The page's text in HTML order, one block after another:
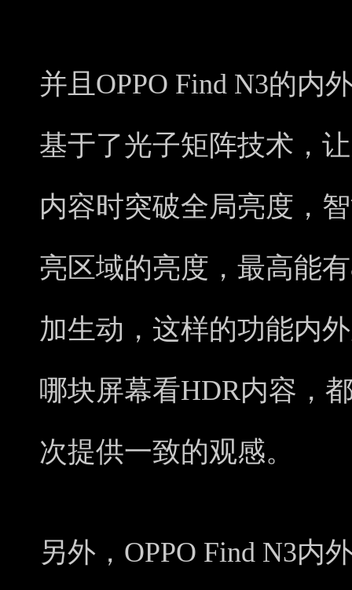
并且OPPO Find N3的内
基于了光子矩阵技术，
内容时突破全局亮度，
亮区域的亮度，最高能
加生动，这样的功能内
哪块屏幕看HDR内容，
次提供一致的观感。
另外，OPPO Find N3内